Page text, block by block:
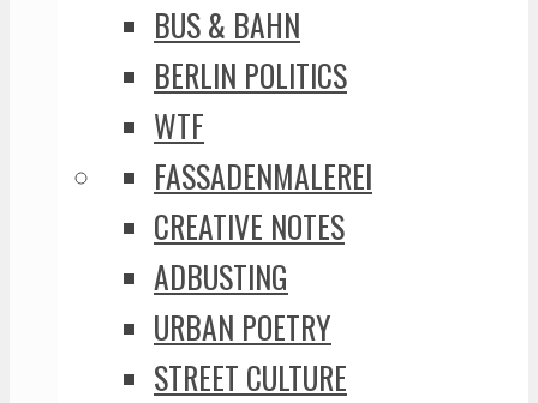
BUS & BAHN
BERLIN POLITICS
WTF
FASSADENMALEREI
CREATIVE NOTES
ADBUSTING
URBAN POETRY
STREET CULTURE